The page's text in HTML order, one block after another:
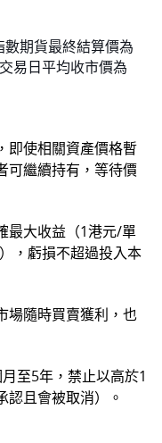
期貨最終結算價為
易日平均收市價為
即使相關資產價格暫
可繼續持有，等待價
最大收益（1港元/單
，虧損不超過投入本
場隨時買賣獲利，也
至5年，禁止以高於1
認且會被取消）。